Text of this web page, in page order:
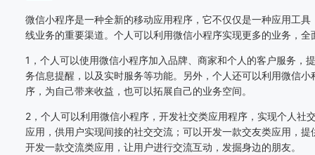
微信小程序是一种全新的移动应用程序，它不仅仅是一种应用工
线业务的重要渠道。个人可以利用微信小程序实现更多的业务，
1，个人可以使用微信小程序加入品牌、商家和个人的客户服务，
务信息提醒，以及实时服务等功能。另外，个人还可以利用微信
序，为自己带来收益，也可以拓展自己的业务空间。
2，个人可以利用微信小程序，开发社交类应用程序，实现个人社
应用，供用户实现间接的社交交流；可以开发一款交友类应用，
开发一款交流类应用，让用户进行交流互动，发掘身边的朋友。